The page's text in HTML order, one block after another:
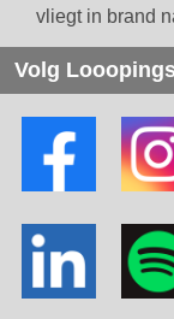
vliegt in brand
Volg